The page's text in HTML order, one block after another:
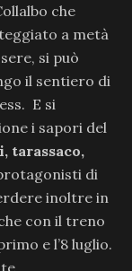
che
a metà
si può
il sentiero di
E si
i sapori del
tarassaco,
di
inoltre in
con il treno
e l’8 luglio.